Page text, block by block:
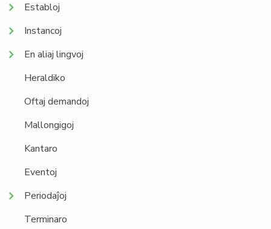
Establoj
Instancoj
En aliaj lingvoj
Heraldiko
Oftaj demandoj
Mallongigoj
Kantaro
Eventoj
Periodaĵoj
Terminaro